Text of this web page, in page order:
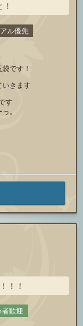
アル優先
です！
いきます
す
。
！！
者歓迎